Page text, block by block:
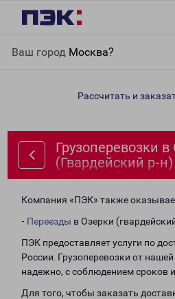
Ваш город Москва?
р-н)
Рассчитать и
Грузоперевозки в
(Гвардейский р-н)
Компания «ПЭК» также
- Переезды в Озерки
ПЭК предоставляет услуги по
России. Грузоперевозки от
надежно, с соблюдением сроков
Для того, чтобы заказать